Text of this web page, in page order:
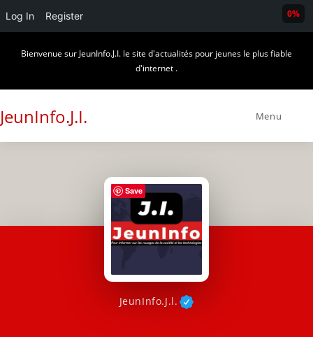
Log In Register
Bienvenue sur JeunInfo.J.I. le site d'actualités pour jeunes le plus fiable
d'internet .
JeunInfo.J.I. Menu
JeunInfo.J.l.
0%
Save